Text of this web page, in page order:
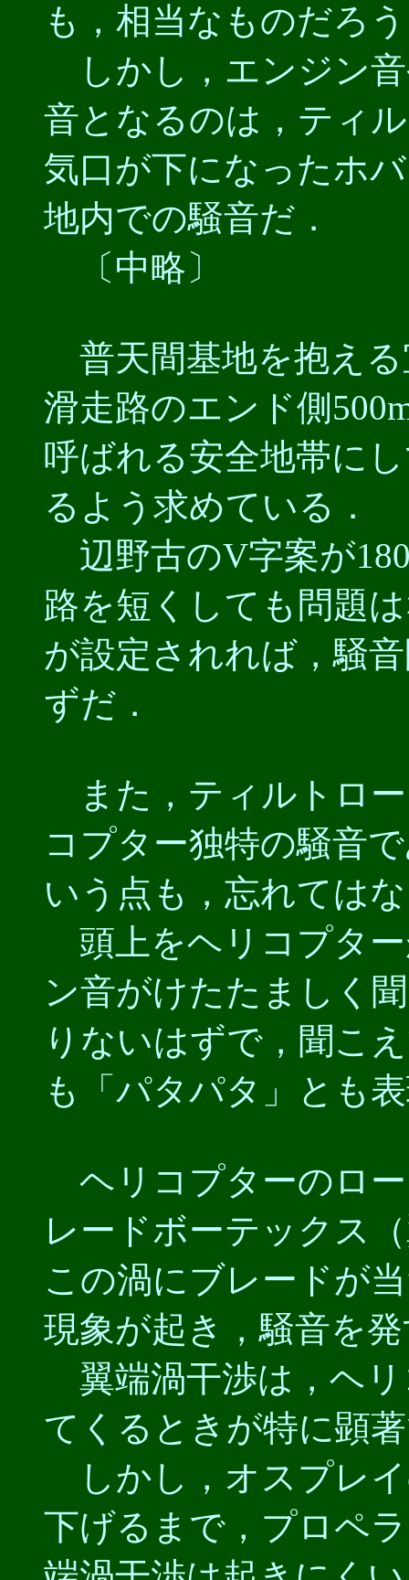
も，相当なものだろ
しかし，エンジン
音となるのは，ティ
気口が下になったホ
地内での騒音だ．
〔中略〕
普天間基地を抱える
滑走路のエンド側
呼ばれる安全地帯に
るよう求めている．
辺野古のV字案が
路を短くしても問題
が設定されれば，騒
ずだ．
また，ティルトロ
コプター独特の騒音
いう点も，忘れては
頭上をヘリコプタ
ン音がけたたましく
りないはずで，聞こ
も「パタパタ」とも
ヘリコプターのロ
レードボーテックス
この渦にブレードが
現象が起き，騒音を
翼端渦干渉は，ヘ
てくるときが特に顕
しかし，オスプレ
下げるまで，プロペ